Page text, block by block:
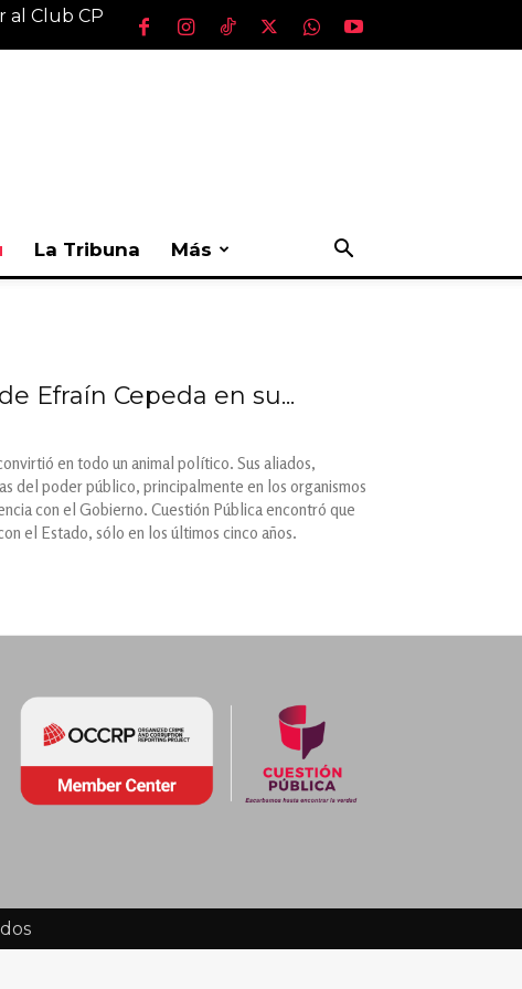
al Club CP
La Tribuna Más
Efraín Cepeda en su...
en todo un animal político. Sus aliados,
del poder público, principalmente en los organismos
con el Gobierno. Cuestión Pública encontró que
el Estado, sólo en los últimos cinco años.